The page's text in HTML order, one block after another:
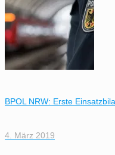
BPOL NRW: Erste
4. März 2019